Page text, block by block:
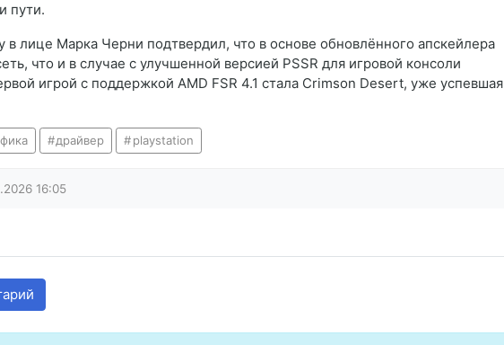
пути.
в лице Марка Черни подтвердил, что в основе обновлённого апскейлера
что и в случае с улучшенной версией PSSR для игровой консоли
игрой с поддержкой AMD FSR 4.1 стала Crimson Desert, уже успевшая
драйвер playstation
16:05